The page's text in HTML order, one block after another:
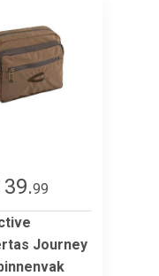
39.99
Journey